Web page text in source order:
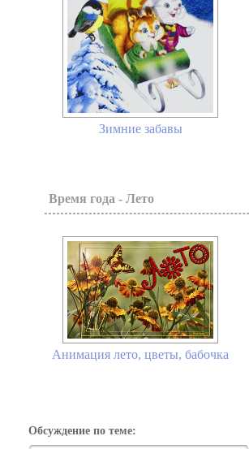
Зимние забавы
Время года - Лето
Анимация лето, цветы, бабочка
Обсуждение по теме: